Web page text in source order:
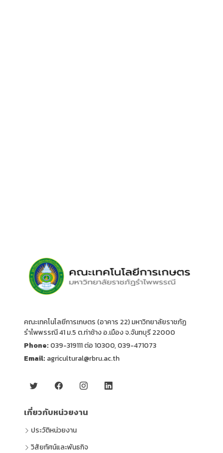
คณะเทคโนโลยีการเกษตร (อาคาร 22) มหาวิทยาลัยราชภัฏ
รำไพพรรณี 41 ม.5 ต.ท่าช้าง อ.เมือง จ.จันทบุรี 22000
Phone: 039-319111 ต่อ 10300, 039-471073
Email: agricultural@rbru.ac.th
เกี่ยวกับหน่วยงาน
ประวัติหน่วยงาน
วิสัยทัศน์และพันธกิจ